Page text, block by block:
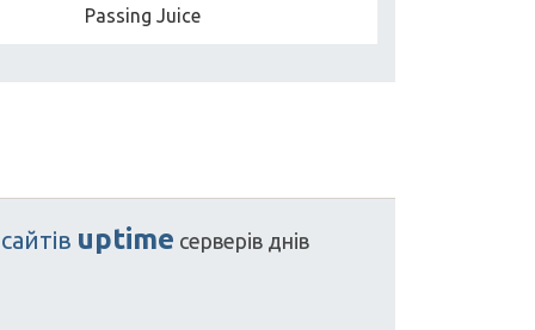
Passing Juice
сайтів uptime серверів днів